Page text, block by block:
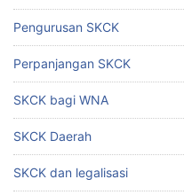
Pengurusan SKCK
Perpanjangan SKCK
SKCK bagi WNA
SKCK Daerah
SKCK dan legalisasi